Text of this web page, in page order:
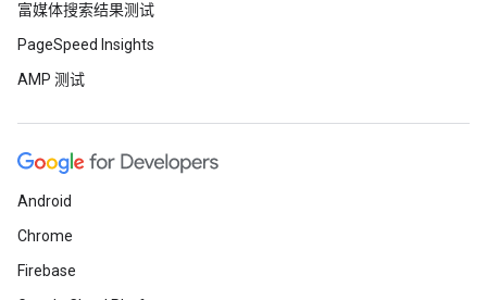
富媒体搜索结果测试
PageSpeed Insights
AMP 测试
Android
Chrome
Firebase